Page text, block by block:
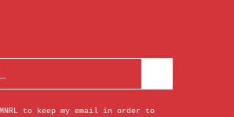
to keep my email in order to